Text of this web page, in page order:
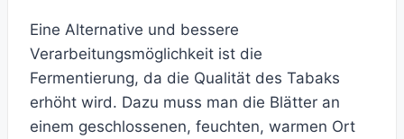
Eine Alternative und bessere
Verarbeitungsmöglichkeit ist die
Fermentierung, da die Qualität des Tabaks
erhöht wird. Dazu muss man die Blätter an
einem geschlossenen, feuchten, warmen Ort